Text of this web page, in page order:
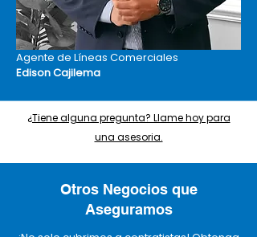
Agente de Líneas Comerciales
Edison Cajilema
¿Tiene alguna pregunta? Llame hoy para
una asesoria.
Otros Negocios que
Aseguramos